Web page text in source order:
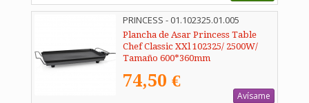
PRINCESS - 01.102325.01.005
Plancha de Asar Princess Table
Chef Classic XXl 102325/ 2500W/
Tamaño 600*360mm
74,50 €
Avísame